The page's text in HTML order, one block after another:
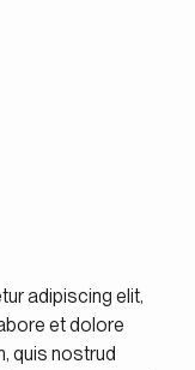
adipiscing elit,
et dolore
quis nostrud